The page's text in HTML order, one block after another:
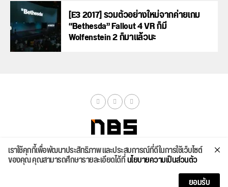
[E3 2017] รวมตัวอย่างใหม่จากค่ายเกม
“Bethesda” Fallout 4 VR ก็มี
Wolfenstein 2 ก็มาแล้วนะ
จัดสเปค ค้นหา บทความ รีวิวล่าสุด บทความยอดนิยม ติดต่อเรา
เราใช้คุกกี้เพื่อพัฒนาประสิทธิภาพ และประสบการณ์ที่ดีในการใช้เว็บไซต์
ของคุณ คุณสามารถศึกษารายละเอียดได้ที่นโยบายความเป็นส่วนตัว
ยอมรับ